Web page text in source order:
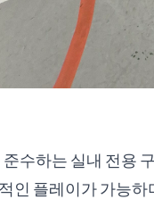
준수하는 실내 전용
인 플레이가 가능